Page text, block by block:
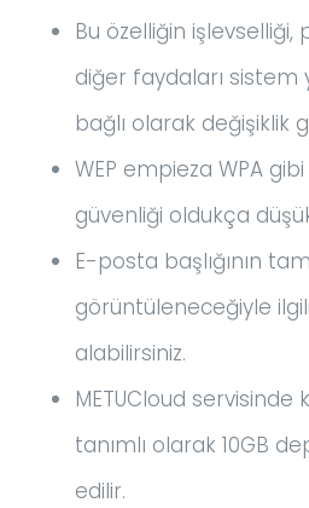
Bu özelliğin işlevselliği,
diğer faydaları sistem
bağlı olarak değişiklik
WEP empieza WPA
güvenliği oldukça
E-posta başlığının
görüntüleneceğiyle
alabilirsiniz.
METUCloud servisinde
tanımlı olarak 10GB
edilir.